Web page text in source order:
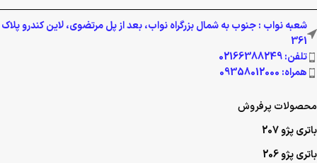
شعبه نواب : جنوب به شمال بزرگراه نواب، بعد از پل مرتضوی، لاین کندرو پلاک
361
تلفن: 02166388249
همراه: 09358012000
محصولات پرفروش
باتری پژو 207
باتری پژو 206